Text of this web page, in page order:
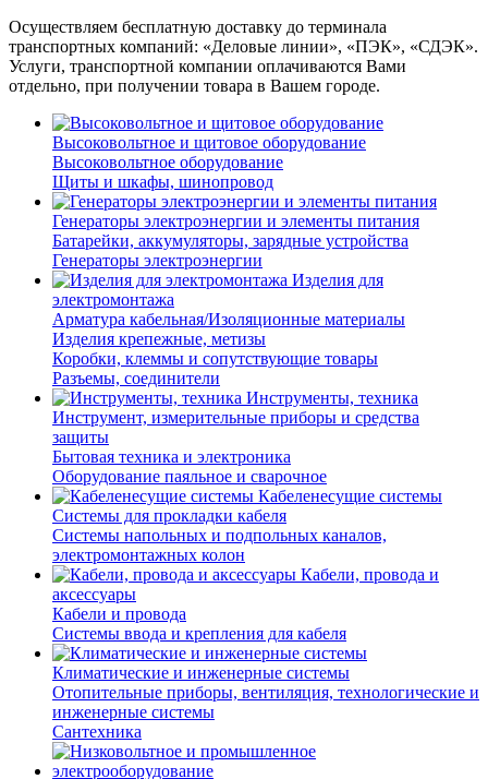
Осуществляем бесплатную доставку до терминала
транспортных компаний: «Деловые линии», «ПЭК», «СДЭК».
Услуги, транспортной компании оплачиваются Вами
отдельно, при получении товара в Вашем городе.
Высоковольтное и щитовое оборудование
Высоковольтное оборудование
Щиты и шкафы, шинопровод
Генераторы электроэнергии и элементы питания
Батарейки, аккумуляторы, зарядные устройства
Генераторы электроэнергии
Изделия для
электромонтажа
Арматура кабельная/Изоляционные материалы
Изделия крепежные, метизы
Коробки, клеммы и сопутствующие товары
Разъемы, соединители
Инструменты, техника
Инструмент, измерительные приборы и средства
защиты
Бытовая техника и электроника
Оборудование паяльное и сварочное
Кабеленесущие системы
Системы для прокладки кабеля
Системы напольных и подпольных каналов,
электромонтажных колон
Кабели, провода и
аксессуары
Кабели и провода
Системы ввода и крепления для кабеля
Климатические и инженерные системы
Отопительные приборы, вентиляция, технологические и
инженерные системы
Сантехника